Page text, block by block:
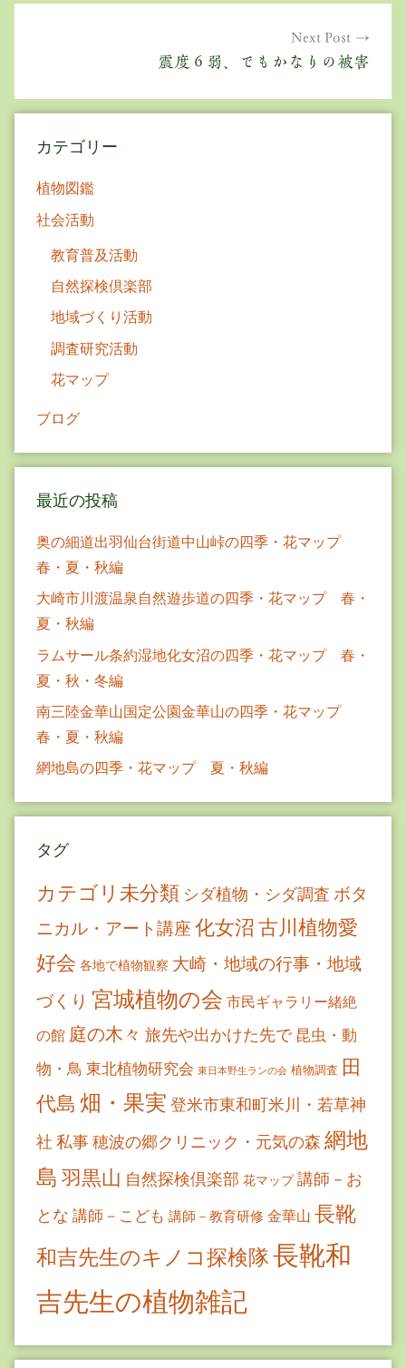
ビ
シ
Next Post
震度６弱、でもかなりの被害
カテゴリー
植物図鑑
社会活動
教育普及活動
自然探検倶楽部
地域づくり活動
調査研究活動
花マップ
ブログ
最近の投稿
奥の細道出羽仙台街道中山峠の四季・花マップ
春・夏・秋編
大崎市川渡温泉自然遊歩道の四季・花マップ 春・
夏・秋編
ラムサール条約湿地化女沼の四季・花マップ 春・
夏・秋・冬編
南三陸金華山国定公園金華山の四季・花マップ
春・夏・秋編
網地島の四季・花マップ 夏・秋編
タグ
カテゴリ未分類 シダ植物・シダ調査 ボタ
ニカル・アート講座 化女沼古川植物愛
好会 各地で植物観察 大崎・地域の行事・地域
づくり 宮城植物の会 市民ギャラリー緒絶
の館 庭の木々 旅先や出かけた先で 昆虫・動
物・鳥 東北植物研究会 東日本野生ランの会 植物調査 田
代島 畑・果実 登米市東和町米川・若草神
社 私事穂波の郷クリニック・元気の森 網地
島 羽黒山 自然探検倶楽部 花マップ 講師－お
とな 講師－こども 講師－教育研修 金華山 長靴
和吉先生のキノコ探検隊長靴和
吉先生の植物雑記